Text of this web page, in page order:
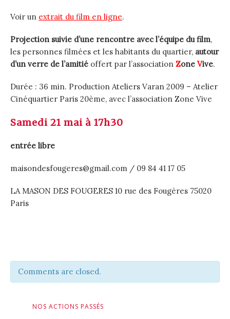
Voir un extrait du film en ligne.
Projection suivie d’une rencontre avec l’équipe du film,
les personnes filmées et les habitants du quartier, autour
d’un verre de l’amitié offert par l’association Zone Vive.
Durée : 36 min. Production Ateliers Varan 2009 – Atelier
Cinéquartier Paris 20ème, avec l’association Zone Vive
Samedi 21 mai à 17h30
entrée libre
maisondesfougeres@gmail.com / 09 84 41 17 05
LA MASON DES FOUGERES 10 rue des Fougères 75020
Paris
Comments are closed.
NOS ACTIONS PASSÉS